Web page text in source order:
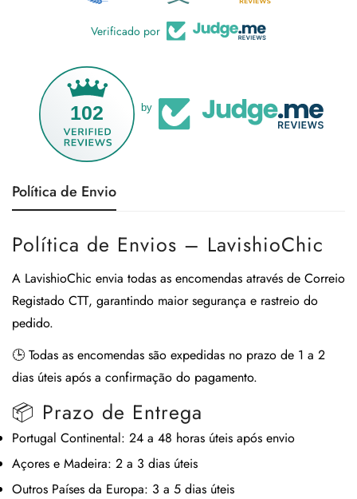
Verificado por
102 by
Política de Envio
Política de Envios – LavishioChic
A LavishioChic envia todas as encomendas através de Correio
Registado CTT, garantindo maior segurança e rastreio do
pedido.
🕒 Todas as encomendas são expedidas no prazo de 1 a 2
dias úteis após a confirmação do pagamento.
📦 Prazo de Entrega
Portugal Continental: 24 a 48 horas úteis após envio
Açores e Madeira: 2 a 3 dias úteis
Outros Países da Europa: 3 a 5 dias úteis